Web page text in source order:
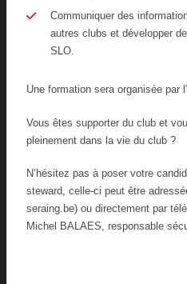
Communiquer des
autres clubs et développer
SLO.
Une formation sera organisée par
Vous êtes supporter du club et
pleinement dans la vie du club ?
N’hésitez pas à poser votre
steward, celle-ci peut être
seraing.be) ou directement par
Michel BALAES, responsable